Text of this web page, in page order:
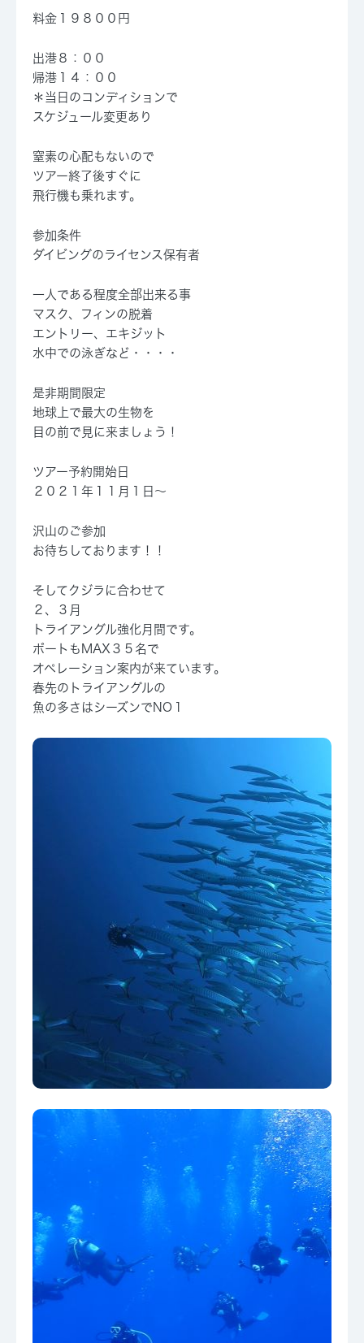
料金１９８００円
出港８：００
帰港１４：００
＊当日のコンディションで
スケジュール変更あり
窒素の心配もないので
ツアー終了後すぐに
飛行機も乗れます。
参加条件
ダイビングのライセンス保有者
一人である程度全部出来る事
マスク、フィンの脱着
エントリー、エキジット
水中での泳ぎなど・・・・
是非期間限定
地球上で最大の生物を
目の前で見に来ましょう！
ツアー予約開始日
２０２１年１１月１日～
沢山のご参加
お待ちしております！！
そしてクジラに合わせて
２、３月
トライアングル強化月間です。
ボートもMAX３５名で
オペレーション案内が来ています。
春先のトライアングルの
魚の多さはシーズンでNO１